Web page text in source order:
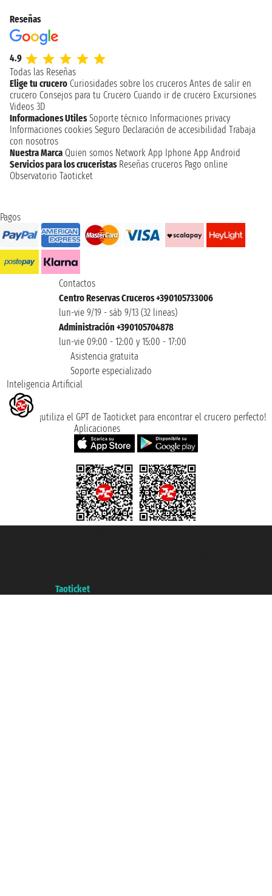
Reseñas
4.9
Todas las Reseñas
Elige tu crucero Curiosidades sobre los cruceros Antes de salir en
crucero Consejos para tu Crucero Cuando ir de crucero Excursiones
Videos 3D
Informaciones Utiles Soporte técnico Informaciones privacy
Informaciones cookies Seguro Declaración de accesibilidad Trabaja
con nosotros
Nuestra Marca Quien somos Network App Iphone App Android
Servicios para los cruceristas Reseñas cruceros Pago online
Observatorio Taoticket
Pagos
Contactos
Centro Reservas Cruceros +390105733006
lun-vie 9/19 - sáb 9/13 (32 lineas)
Administración +390105704878
lun-vie 09:00 - 12:00 y 15:00 - 17:00
Asistencia gratuita
Soporte especializado
Inteligencia Artificial
¡utiliza el GPT de Taoticket para encontrar el crucero perfecto!
Aplicaciones
Taoticket